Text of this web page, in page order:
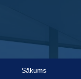
Sākums